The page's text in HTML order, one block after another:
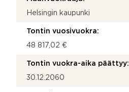
Helsingin kaupunki
Tontin vuosivuokra:
48 817,02 €
Tontin vuokra-aika päättyy:
30.12.2060